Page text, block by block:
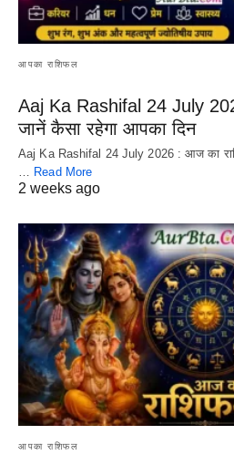
आपका राशिफल
Aaj Ka Rashifal 24 July
जानें कैसा रहेगा आपका दिन
Aaj Ka Rashifal 24 July 2026 : आज का
… Read More
2 weeks ago
आपका राशिफल